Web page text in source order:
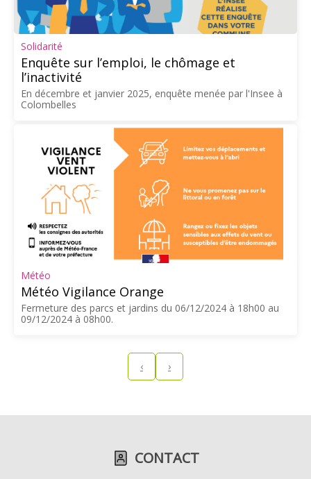
Solidarité
Enquête sur l’emploi, le chômage et
l’inactivité
En décembre et janvier 2025, enquête menée par l'Insee à
Colombelles
Météo
Météo Vigilance Orange
Fermeture des parcs et jardins du 06/12/2024 à 18h00 au
09/12/2024 à 08h00.
‹ ›
CONTACT